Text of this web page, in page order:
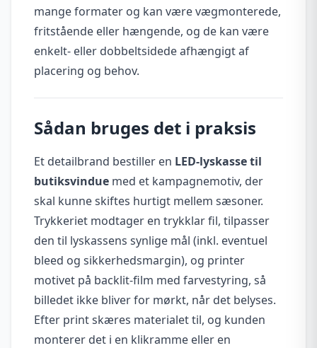
mange formater og kan være vægmonterede,
fritstående eller hængende, og de kan være
enkelt- eller dobbeltsidede afhængigt af
placering og behov.
Sådan bruges det i praksis
Et detailbrand bestiller en LED-lyskasse til
butiksvindue med et kampagnemotiv, der
skal kunne skiftes hurtigt mellem sæsoner.
Trykkeriet modtager en trykklar fil, tilpasser
den til lyskassens synlige mål (inkl. eventuel
bleed og sikkerhedsmargin), og printer
motivet på backlit-film med farvestyring, så
billedet ikke bliver for mørkt, når det belyses.
Efter print skæres materialet til, og kunden
monterer det i en klikramme eller en